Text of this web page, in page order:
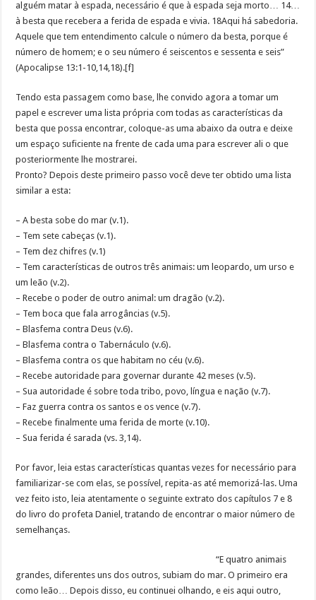
alguém matar à espada, necessário é que à espada seja morto… 14…
à besta que recebera a ferida de espada e vivia. 18Aqui há sabedoria.
Aquele que tem entendimento calcule o número da besta, porque é
número de homem; e o seu número é seiscentos e sessenta e seis”
(Apocalipse 13:1-10,14,18).[f]
Tendo esta passagem como base, lhe convido agora a tomar um
papel e escrever uma lista própria com todas as características da
besta que possa encontrar, coloque-as uma abaixo da outra e deixe
um espaço suficiente na frente de cada uma para escrever ali o que
posteriormente lhe mostrarei.
Pronto? Depois deste primeiro passo você deve ter obtido uma lista
similar a esta:
– A besta sobe do mar (v.1).
– Tem sete cabeças (v.1).
– Tem dez chifres (v.1)
– Tem características de outros três animais: um leopardo, um urso e
um leão (v.2).
– Recebe o poder de outro animal: um dragão (v.2).
– Tem boca que fala arrogâncias (v.5).
– Blasfema contra Deus (v.6).
– Blasfema contra o Tabernáculo (v.6).
– Blasfema contra os que habitam no céu (v.6).
– Recebe autoridade para governar durante 42 meses (v.5).
– Sua autoridade é sobre toda tribo, povo, língua e nação (v.7).
– Faz guerra contra os santos e os vence (v.7).
– Recebe finalmente uma ferida de morte (v.10).
– Sua ferida é sarada (vs. 3,14).
Por favor, leia estas características quantas vezes for necessário para
familiarizar-se com elas, se possível, repita-as até memorizá-las. Uma
vez feito isto, leia atentamente o seguinte extrato dos capítulos 7 e 8
do livro do profeta Daniel, tratando de encontrar o maior número de
semelhanças.
“E quatro animais
grandes, diferentes uns dos outros, subiam do mar. O primeiro era
como leão… Depois disso, eu continuei olhando, e eis aqui outro,